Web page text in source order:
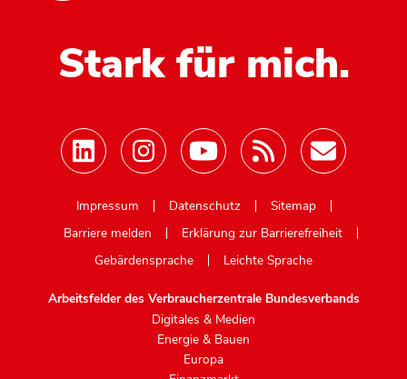
Stark für mich.
Impressum
Datenschutz
Sitemap
Barriere melden
Erklärung zur Barrierefreiheit
Gebärdensprache
Leichte Sprache
Arbeitsfelder des Verbraucherzentrale Bundesverbands
Digitales & Medien
Energie & Bauen
Europa